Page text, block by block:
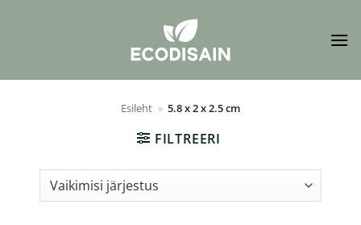
Esileht » 5.8 x 2 x 2.5 cm
FILTREERI